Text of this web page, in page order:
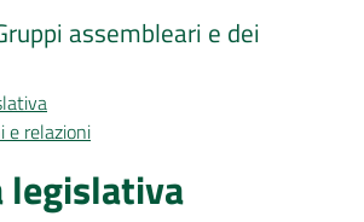
assembleari e dei
e relazioni
legislativa